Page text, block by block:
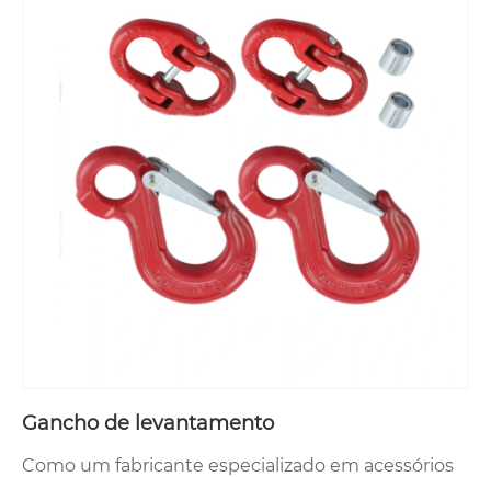
Gancho de levantamento
Como um fabricante especializado em acessórios